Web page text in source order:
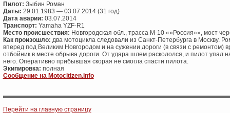
Пилот: Зыбин Роман
Даты: 29.01.1983 — 03.07.2014 (31 год)
Дата аварии: 03.07.2014
Транспорт: Yamaha YZF-R1
Место происшествия: Новгородская обл., трасса М-10 «»Россия»», мост
Как произошло: два мотоцикла следовали из Санкт-Петербурга в Москву.
вперед под Великим Новгородом и на сужении дороги (в связи с ремонтом)
отбойник в месте обрыва дороги. От удара шлем раскололся, и пилот упал
него. Оперативно прибывшая скорая не смогла спасти пилота.
Экипировка: полная
Сообщение на Motocitizen.info
Post navigation
Перейти на главную страницу